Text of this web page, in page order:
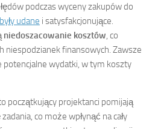
podczas wyceny zakupów do
udane i satysfakcjonujące.
niedoszacowanie kosztów, co
niespodzianek finansowych. Zawsze
potencjalne wydatki, w tym koszty
początkujący projektanci pomijają
co może wpłynąć na cały